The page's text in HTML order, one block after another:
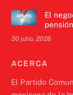
El
30 julio, 2026
ACERCA
El Partido